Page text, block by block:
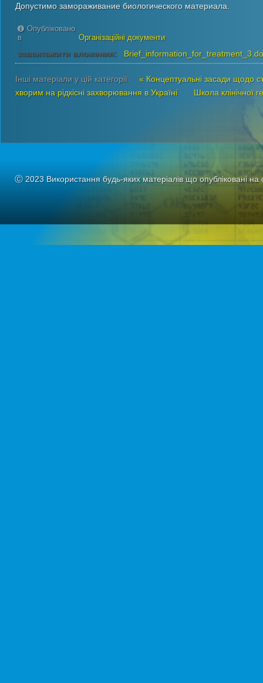
Допустимо замораживание биологического материала.
Опубліковано
в
Організаційні документи
завантажити вложения:
Інші матеріали у цій категорії:
« Концептуальні засади щодо
хворим на рідкісні захворювання в Україні
Школа клінічної
Ⓒ 2023 Використання будь-яких матеріалів що опубліковані